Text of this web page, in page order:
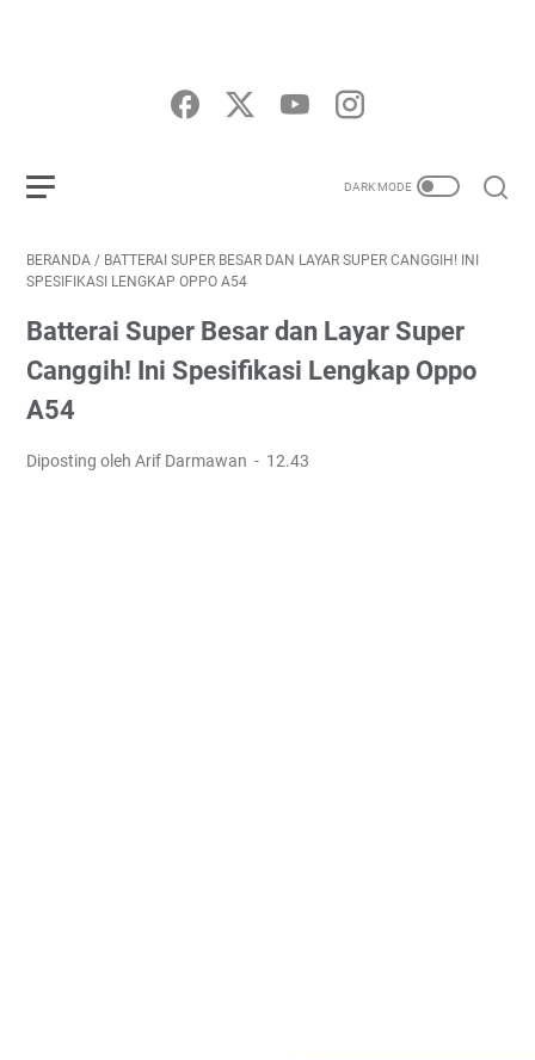
BERANDA / BATTERAI SUPER BESAR DAN LAYAR SUPER CANGGIH! INI
SPESIFIKASI LENGKAP OPPO A54
Batterai Super Besar dan Layar Super
Canggih! Ini Spesifikasi Lengkap Oppo
A54
Diposting oleh Arif Darmawan 12.43